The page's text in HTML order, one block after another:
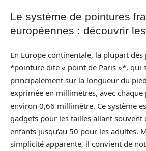
Le système de pointures
européennes : découvrir
En Europe continentale, la plupart des
*pointure dite « point de Paris »*, qui
principalement sur la longueur du
exprimée en millimètres, avec
environ 0,66 millimètre. Ce système
gadgets pour les tailles allant souvent
enfants jusqu’au 50 pour les adultes.
simplicité apparente, il convient de